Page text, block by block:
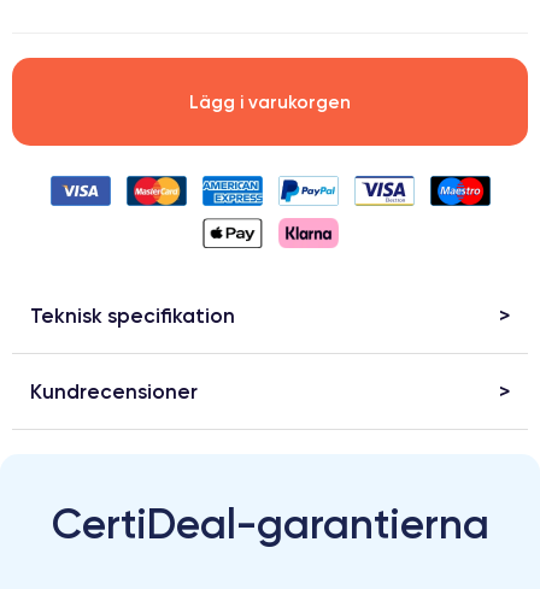
Lägg i varukorgen
Teknisk specifikation
Kundrecensioner
CertiDeal-garantierna